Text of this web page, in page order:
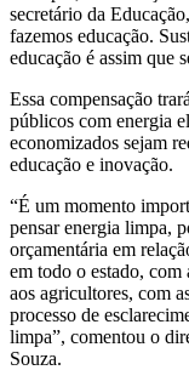
secretário da
fazemos educação.
educação é assim que
Essa compensação
públicos com energia
economizados sejam
educação e inovação.
“É um momento
pensar energia limpa,
orçamentária em
em todo o estado, com
aos agricultores, com
processo de
limpa”, comentou o
Souza.